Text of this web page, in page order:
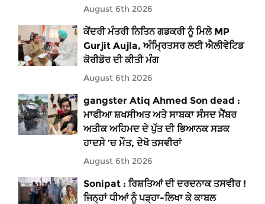
August 6th 2026
ਕੇਂਦਰੀ ਮੰਤਰੀ ਨਿਤਿਨ ਗਡਕਰੀ ਨੂੰ ਮਿਲੇ MP
Gurjit Aujla, ਅੰਮ੍ਰਿਤਸਰ ਲਈ ਐਲੀਵੇਟਿਡ
ਕੋਰੀਡੋਰ ਦੀ ਕੀਤੀ ਮੰਗ
August 6th 2026
gangster Atiq Ahmed Son dead :
ਮਾਫੀਆ ਸ਼ਖਸੀਅਤ ਅਤੇ ਸਾਬਕਾ ਸੰਸਦ ਮੈਂਬਰ
ਅਤੀਕ ਅਹਿਮਦ ਦੇ ਪੁੱਤ ਦੀ ਭਿਆਨਕ ਸੜਕ
ਹਾਦਸੇ ’ਚ ਮੌਤ, ਦੇਖੋ ਤਸਵੀਰਾਂ
August 6th 2026
Sonipat : ਰਿਸ਼ਤਿਆਂ ਦੀ ਦਰਦਨਾਕ ਤਸਵੀਰ !
ਜਿਨ੍ਹਾਂ ਧੀਆਂ ਨੂੰ ਪੜ੍ਹਾ-ਲਿਖਾ ਕੇ ਕਾਬਲ